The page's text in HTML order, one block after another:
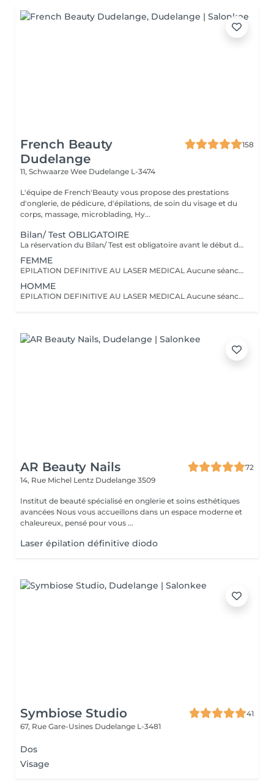
French Beauty
Dudelange
158
11, Schwaarze Wee Dudelange L-3474
L'équipe de French'Beauty vous propose des prestations
d'onglerie, de pédicure, d'épilations, de soin du visage et du
corps, massage, microblading, Hy...
Bilan/ Test OBLIGATOIRE
La réservation du Bilan/ Test est obligatoire avant le début d'un traitement laser. Veuillez venir à ce rendez vous non rasé(e) ni épilé(e) Il est réalisé une fois pour l'ensemble du corps. Le montant du bilan sera déduit de votre première séance. Un dossier est créé comprenant des renseignements nécessaires ainsi que les réglages effectués afin d'avoir un suivi parfait sur l'intégralité de vos séances. Il est impératif le jour du rendez vous de venir non-rasé(e) ou épilé(e) afin de procéder au plus juste à l'évaluation. Nous effectuerons un Flash Test avant de fixer les autres rendez vous. (CECI N'EST PAS UNE SEANCE MAIS UNIQUEMENT UN RENDEZ VOUS EXPLICATIF+TEST) En cas de toute n'hésitez pas à nous contacter au +27517878
FEMME
EPILATION DEFINITIVE AU LASER MEDICAL Aucune séance ne sera faite sans un RDV bilan/ test OBLIGATOIRE OFFRE PLUSIEURS ZONES ! 2 Zones = -20% (sur la zone la moins chère) 3 Zones = -30% (sur la zone la moins chère) 4 Zones = -40% (sur la zone la moins chère) L'épilation laser est une épilation définitive, réalisée avec un laser médical vous assurant un résultat optimal. Pour tout début de traitement merci de réserver un créneaux BILAN/ TEST. Nous nous réservons le droit de refuser/ annuler un rendez vous en cas de contre-indications ou de non-respect des règles pré-traitement. ; Pour tous renseignements merci de nous joindre au +27517878
HOMME
EPILATION DEFINITIVE AU LASER MEDICAL Aucune séance ne sera faite sans un RDV bilan/ test OBLIGATOIRE OFFRE PLUSIEURS ZONES ! 2 Zones = -20% (sur la zone la moins chère) 3 Zones = -30% (sur la zone la moins chère) L'épilation laser est une épilation définitive, réalisée avec un laser médical vous assurant un résultat optimal. Pour tout début de traitement merci de réserver un créneaux BILAN/ TEST. Nous nous réservons le droit de refuser/ annuler un rendez vous en cas de contre-indications ou de non-respect des règles pré-traitement. Pour tous renseignements merci de nous joindre au +27517878
AR Beauty Nails
72
14, Rue Michel Lentz Dudelange 3509
Institut de beauté spécialisé en onglerie et soins esthétiques
avancées Nous vous accueillons dans un espace moderne et
chaleureux, pensé pour vous ...
Laser épilation définitive diodo
Symbiose Studio
41
67, Rue Gare-Usines Dudelange L-3481
Dos
Visage